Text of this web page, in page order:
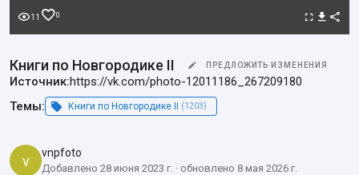
11 0
Книги по Новгородике II ПРЕДЛОЖИТЬ ИЗМЕНЕНИЯ
Источник:https://vk.com/photo-12011186_267209180
Темы:
Книги по Новгородике II (1203)
v vnpfoto
Добавлено 28 июня 2023 г. · обновлено 8 мая 2026 г.